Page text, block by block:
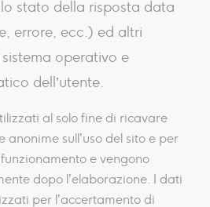
stato della risposta data
errore, ecc.) ed altri
operativo e
dell’utente.
al solo fine di ricavare
sull’uso del sito e per
e vengono
dopo l’elaborazione. I dati
per l’accertamento di